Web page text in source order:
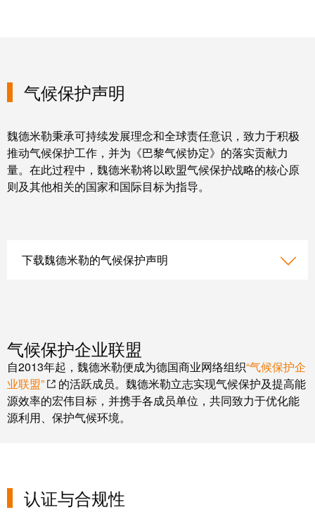
控
器
I/O
系
业
触
摸
屏
工
程
可
魏
德
米
勒
SNAP
技
年
德
国
创
新
Herz
基
气候保护声明
魏德米勒秉承可持续发展理念和全球责任意识，致力于积极
推动气候保护工作，并为《巴黎气候协定》的落实贡献力
量。在此过程中，魏德米勒将以欧盟气候保护战略的核心原
则及其他相关的国家和国际目标为指导。
下载魏德米勒的气候保护声明
气候保护企业联盟
自2013年起，魏德米勒便成为德国商业网络组织“气候保护企
业联盟”
的活跃成员。魏德米勒立志实现气候保护及提高能
源效率的宏伟目标，并携手各成员单位，共同致力于优化能
源利用、保护气候环境。
认证与合规性